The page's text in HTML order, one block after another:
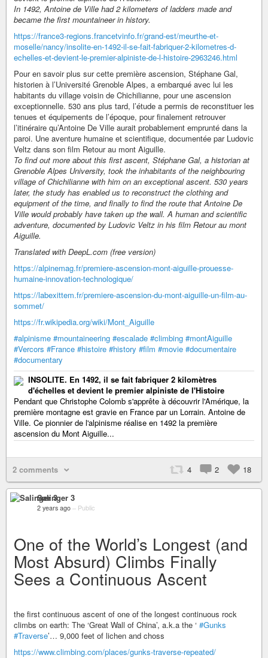
In 1492, Antoine de Ville had 2 kilometers of ladders made and
became the first mountaineer in history.
https://france3-regions.francetvinfo.fr/grand-est/meurthe-et-
moselle/nancy/insolite-en-1492-il-se-fait-fabriquer-2-kilometres-d-
echelles-et-devient-le-premier-alpiniste-de-l-histoire-2963246.html
Pour en savoir plus sur cette première ascension, Stéphane Gal,
historien à l’Université Grenoble Alpes, a embarqué avec lui les
habitants du village voisin de Chichilianne, pour une ascension
exceptionnelle. 530 ans plus tard, l’étude a permis de reconstituer les
tenues et équipements de l’époque, pour finalement retrouver
l’itinéraire qu’Antoine De Ville aurait probablement emprunté dans la
paroi. Une aventure humaine et scientifique, documentée par Ludovic
Veltz dans son film Retour au mont Aiguille.
To find out more about this first ascent, Stéphane Gal, a historian at
Grenoble Alpes University, took the inhabitants of the neighbouring
village of Chichilianne with him on an exceptional ascent. 530 years
later, the study has enabled us to reconstruct the clothing and
equipment of the time, and finally to find the route that Antoine De
Ville would probably have taken up the wall. A human and scientific
adventure, documented by Ludovic Veltz in his film Retour au mont
Aiguille.
Translated with DeepL.com (free version)
https://alpinemag.fr/premiere-ascension-mont-aiguille-prouesse-
humaine-innovation-technologique/
https://labexittem.fr/premiere-ascension-du-mont-aiguille-un-film-au-
sommet/
https://fr.wikipedia.org/wiki/Mont_Aiguille
#alpinisme #mountaineering #escalade #climbing #montAiguille
#Vercors #France #histoire #history #film #movie #documentaire
#documentary
INSOLITE. En 1492, il se fait fabriquer 2 kilomètres
d'échelles et devient le premier alpiniste de l'Histoire
Pendant que Christophe Colomb s'apprête à découvrir l'Amérique, la
première montagne est gravie en France par un Lorrain. Antoine de
Ville. Ce pionnier de l'alpinisme réalise en 1492 la première
ascension du Mont Aiguille...
2 comments 4 2 18
Salinger 3
2 years ago – Public
One of the World’s Longest (and
Most Absurd) Climbs Finally
Sees a Continuous Ascent
the first continuous ascent of one of the longest continuous rock
climbs on earth: The ‘Great Wall of China’, a.k.a the ‘ #Gunks
#Traverse’… 9,000 feet of lichen and choss
https://www.climbing.com/places/gunks-traverse-repeated/